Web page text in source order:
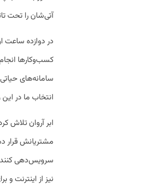
آتی‌شان را تحت
در دوازده ساعت
کسب‌وکارها
سامانه‌های
انتخاب ما در
ابر آروان تلاش
مشتریانش قرار
سرویس‌دهی
نیز از اینترنت و